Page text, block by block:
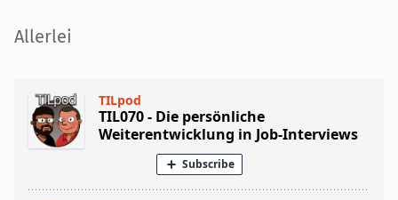
Seitenleiste
Allerlei